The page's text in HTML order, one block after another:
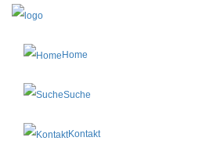
Home
Suche
Kontakt